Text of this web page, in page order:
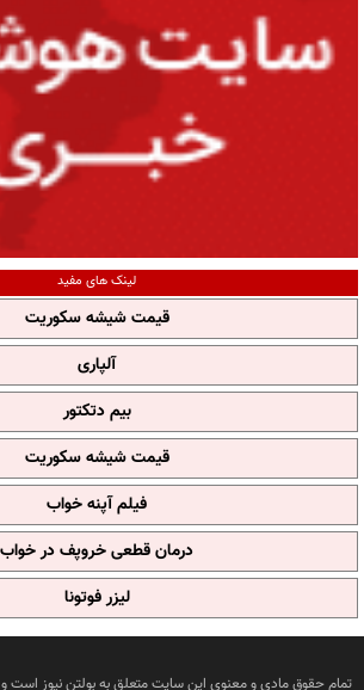
لینک های مفید
قیمت شیشه سکوریت
آلپاری
بیم دتکتور
قیمت شیشه سکوریت
فیلم آپنه خواب
درمان قطعی خروپف در خواب
لیزر فوتونا
تمام حقوق مادی و معنوی این سایت متعلق به بولتن نیوز است و